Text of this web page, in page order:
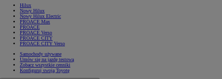
Hilux
Nowy Hilux
Nowy Hilux Electric
PROACE Max
PROACE
PROACE Verso
PROACE CITY
PROACE CITY Verso
Samochody używane
Umów się na jazdę testową
Zobacz wszystkie cenniki
Konfiguruj swoją Toyotę